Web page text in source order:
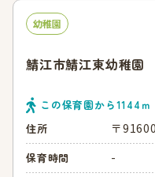
幼稚園
鯖江市鯖江東幼稚園
この保育園から1144 ｍ
住所
〒
保育時間 -